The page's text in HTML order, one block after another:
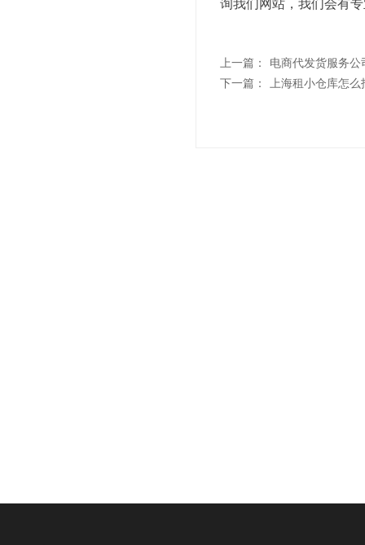
询我们网站，我们会有
上一篇：
电商代发货服务公
下一篇：
上海租小仓库怎么